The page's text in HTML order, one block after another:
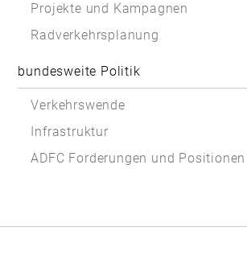
Projekte und Kampagnen
Radverkehrsplanung
bundesweite Politik
Verkehrswende
Infrastruktur
ADFC Forderungen und Positionen